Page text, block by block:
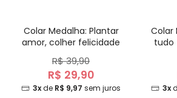
Colar Medalha: Plantar
amor, colher felicidade
R$ 39,90
R$ 29,90
3xde R$ 9,97 sem juros
Colar
tudo
3x